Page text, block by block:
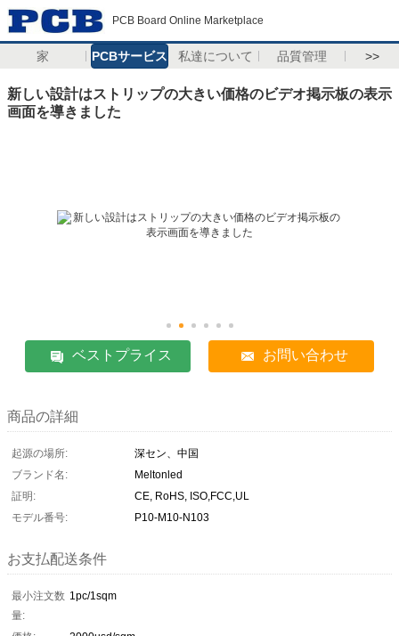
PCB Board Online Marketplace
家 PCBサービス 私達について 品質管理 >>
新しい設計はストリップの大きい価格のビデオ掲示板の表示
画面を導きました
ベストプライス お問い合わせ
商品の詳細
起源の場所:
深セン、中国
ブランド名:
Meltonled
証明:
CE, RoHS, ISO,FCC,UL
モデル番号:
P10-M10-N103
お支払配送条件
最小注文数
量:
1pc/1sqm